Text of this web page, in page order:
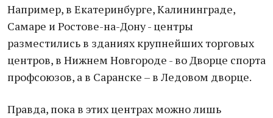
Например, в Екатеринбурге, Калининграде,
Самаре и Ростове-на-Дону - центры
разместились в зданиях крупнейших торговых
центров, в Нижнем Новгороде - во Дворце спорта
профсоюзов, а в Саранске – в Ледовом дворце.
Правда, пока в этих центрах можно лишь